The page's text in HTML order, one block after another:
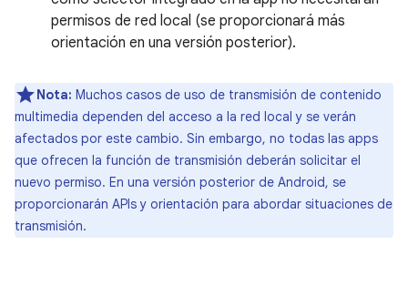
permisos de red local (se proporcionará más
orientación en una versión posterior).
Nota: Muchos casos de uso de transmisión de contenido
multimedia dependen del acceso a la red local y se verán
afectados por este cambio. Sin embargo, no todas las apps
que ofrecen la función de transmisión deberán solicitar el
nuevo permiso. En una versión posterior de Android, se
proporcionarán APIs y orientación para abordar situaciones de
transmisión.